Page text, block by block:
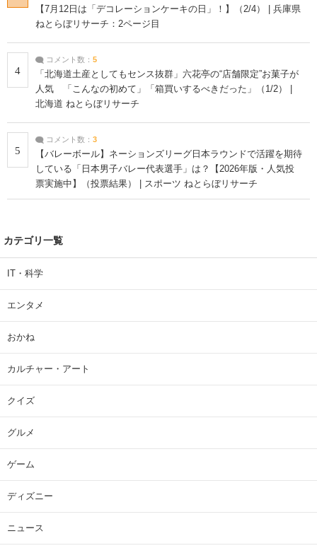
【7月12日は「デコレーションケーキの日」！】（2/4） | 兵庫県
ねとらぼリサーチ：2ページ目
4
コメント数： 5
「北海道土産としてもセンス抜群」六花亭の“店舗限定”お菓子が
人気 「こんなの初めて」「箱買いするべきだった」（1/2） |
北海道 ねとらぼリサーチ
5
コメント数： 3
【バレーボール】ネーションズリーグ日本ラウンドで活躍を期待
している「日本男子バレー代表選手」は？【2026年版・人気投
票実施中】（投票結果） | スポーツ ねとらぼリサーチ
カテゴリ一覧
IT・科学
エンタメ
おかね
カルチャー・アート
クイズ
グルメ
ゲーム
ディズニー
ニュース